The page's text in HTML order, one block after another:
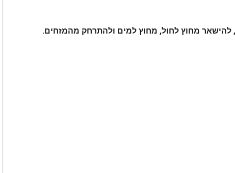
להישאר מחוץ לחול, מחוץ למים ולהתרחק מהמזחים.